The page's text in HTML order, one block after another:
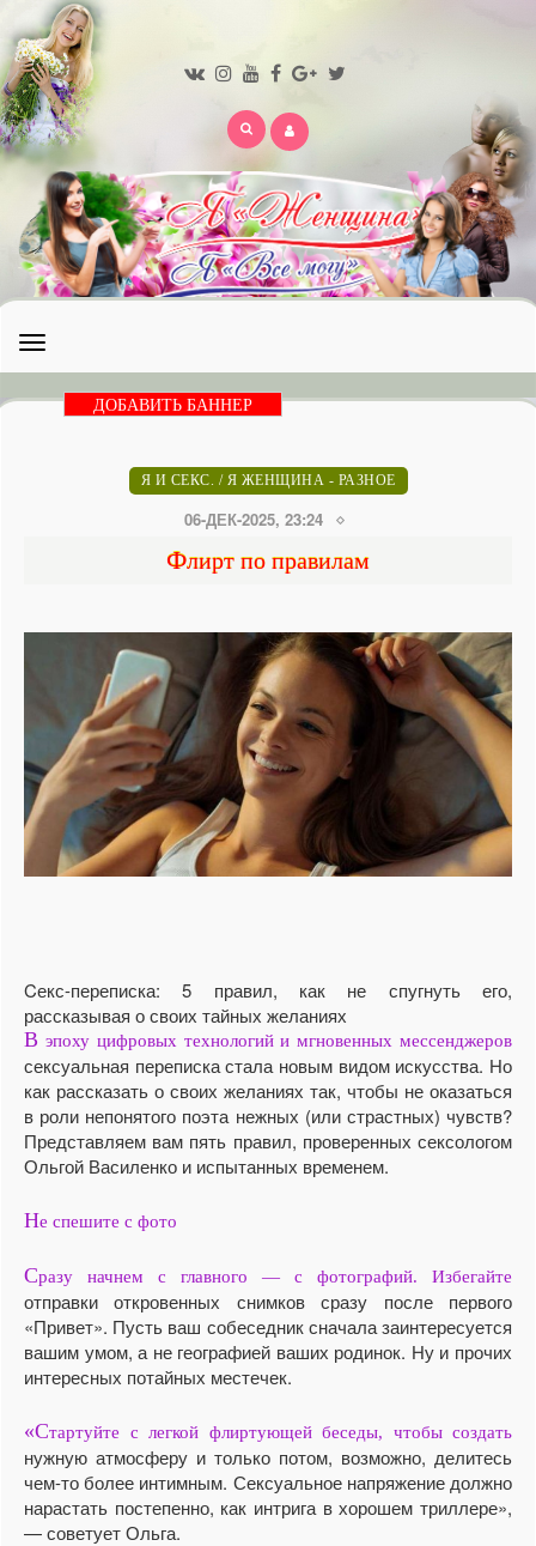
Открыть
меню
ДОБАВИТЬ БАННЕР
Я И СЕКС. / Я ЖЕНЩИНА - РАЗНОЕ
06-ДЕК-2025, 23:24
Флирт по правилам
Cекс-переписка: 5 правил, как не спугнуть его,
рассказывая о своих тайных желаниях
В эпоху цифровых технологий и мгновенных мессенджеров
сексуальная переписка стала новым видом искусства. Но
как рассказать о своих желаниях так, чтобы не оказаться
в роли непонятого поэта нежных (или страстных) чувств?
Представляем вам пять правил, проверенных сексологом
Ольгой Василенко и испытанных временем.
Не спешите с фото
Сразу начнем с главного — с фотографий. Избегайте
отправки откровенных снимков сразу после первого
«Привет». Пусть ваш собеседник сначала заинтересуется
вашим умом, а не географией ваших родинок. Ну и прочих
интересных потайных местечек.
«Стартуйте с легкой флиртующей беседы, чтобы создать
нужную атмосферу и только потом, возможно, делитесь
чем-то более интимным. Сексуальное напряжение должно
нарастать постепенно, как интрига в хорошем триллере»,
— советует Ольга.